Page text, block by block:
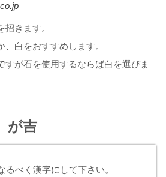
きます。
白をおすすめします。
すが石を使用するならば白を選びま
が吉
るべく漢字にして下さい。